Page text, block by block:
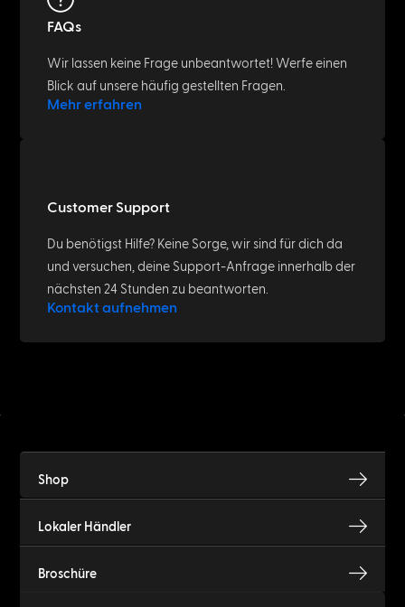
FAQs
Wir lassen keine Frage unbeantwortet! Werfe einen
Blick auf unsere häufig gestellten Fragen.
Mehr erfahren
Customer Support
Du benötigst Hilfe? Keine Sorge, wir sind für dich da
und versuchen, deine Support-Anfrage innerhalb der
nächsten 24 Stunden zu beantworten.
Kontakt aufnehmen
Shop
Lokaler Händler
Broschüre